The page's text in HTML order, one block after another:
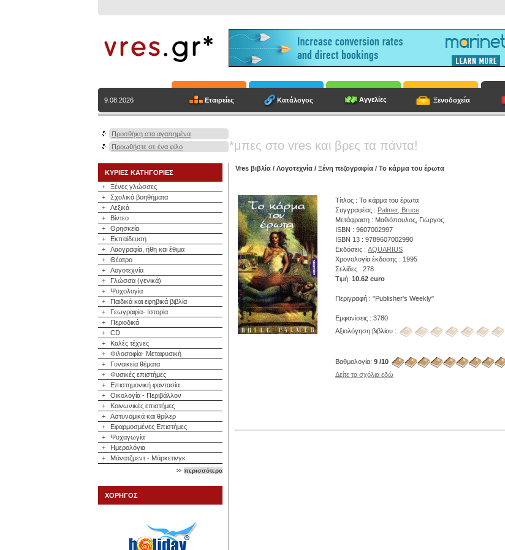
9.08.2026 Εταιρείες Κατάλογος Αγγελίες Ξενοδοχεία
Προσθήκη στα αγαπημένα
Προωθήστε σε ένα φίλο
*μπες στο vres και βρες τα πάντα!
ΚΥΡΙΕΣ ΚΑΤΗΓΟΡΙΕΣ
+
Ξένες γλώσσες
+
Σχολικά βοηθήματα
+
Λεξικά
+
Βίντεο
+
Θρησκεία
+
Εκπαίδευση
+
Λαογραφία, ήθη και έθιμα
+
Θέατρο
+
Λογοτεχνία
+
Γλώσσα (γενικά)
+
Ψυχολογία
+
Παιδικά και εφηβικά βιβλία
+
Γεωγραφία- Ιστορία
+
Περιοδικά
+
CD
+
Καλές τέχνες
+
Φιλοσοφία- Μεταφυσική
+
Γυναικεία θέματα
+
Φυσικές επιστήμες
+
Επιστημονική φαντασία
+
Οικολογία - Περιβάλλον
+
Κοινωνικές επιστήμες
+
Αστυνομικά και θρίλερ
+
Εφαρμοσμένες Επιστήμες
+
Ψυχαγωγία
+
Ημερολόγια
+
Μάνατζμεντ - Μάρκετινγκ
περισσότερα
ΧΟΡΗΓΟΣ
Vres βιβλία / Λογοτεχνία / Ξένη πεζογραφία / Το κάρμα του έρωτα
Τίτλος : Το κάρμα του έρωτα
Συγγραφέας : Palmer, Bruce
Μετάφραση : Μαθιόπουλος, Γιώργος
ISBN : 9607002997
ISBN 13 : 9789607002990
Εκδόσεις : AQUARIUS
Χρονολογία έκδοσης : 1995
Σελίδες : 278
Τιμή: 10.62 euro
Περιγραφή : "Publisher's Weekly"
Εμφανίσεις : 3780
Αξιολόγηση βιβλίου :
Βαθμολογία: 9 /10
Δείτε τα σχόλια εδώ